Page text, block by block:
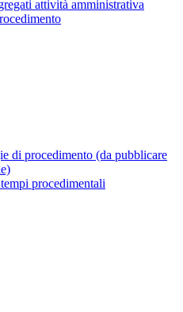
attività amministrativa
di procedimento (da pubblicare
procedimentali